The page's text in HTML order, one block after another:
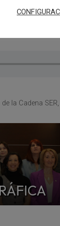
con
la Cadena